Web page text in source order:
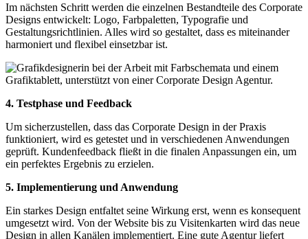
Im nächsten Schritt werden die einzelnen Bestandteile des Corporate
Designs entwickelt: Logo, Farbpaletten, Typografie und
Gestaltungsrichtlinien. Alles wird so gestaltet, dass es miteinander
harmoniert und flexibel einsetzbar ist.
4. Testphase und Feedback
Um sicherzustellen, dass das Corporate Design in der Praxis
funktioniert, wird es getestet und in verschiedenen Anwendungen
geprüft. Kundenfeedback fließt in die finalen Anpassungen ein, um
ein perfektes Ergebnis zu erzielen.
5. Implementierung und Anwendung
Ein starkes Design entfaltet seine Wirkung erst, wenn es konsequent
umgesetzt wird. Von der Website bis zu Visitenkarten wird das neue
Design in allen Kanälen implementiert. Eine gute Agentur liefert